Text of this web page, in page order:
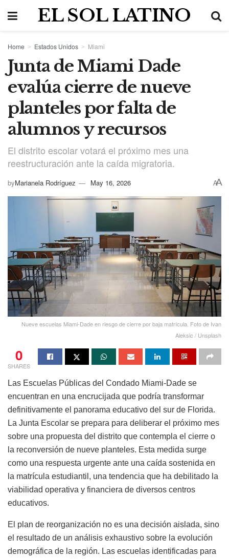
EL SOL LATINO
Home Estados Unidos Miami
Junta de Miami Dade
evalúa cierre de nueve
planteles por falta de
alumnos y recursos
El distrito escolar votará el próximo mes una
reestructuración ante la caída migratoria.
byMarianela Rodríguez May 16, 2026 AA
Nueve escuelas Miami-Dade en riesgo de cierre por baja matrícula. Foto de Ivan
Aleksic / Unsplash
0
SHARES
Las Escuelas Públicas del Condado Miami-Dade se
encuentran en una encrucijada que podría transformar
definitivamente el panorama educativo del sur de Florida.
La Junta Escolar se prepara para deliberar el próximo mes
sobre una propuesta del distrito que contempla el cierre o
la reconversión de nueve planteles. Esta medida surge
como una respuesta urgente ante una caída sostenida en
la matrícula estudiantil, una tendencia que ha debilitado la
viabilidad operativa y financiera de diversos centros
educativos.
El plan de reorganización no es una decisión aislada, sino
el resultado de un análisis exhaustivo sobre la evolución
demográfica de la región. Las escuelas identificadas para